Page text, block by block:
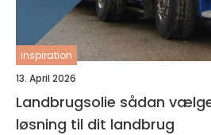
inspiration
13. April 2026
Landbrugsolie sådan vælger du den rigtige
løsning til dit landbrug